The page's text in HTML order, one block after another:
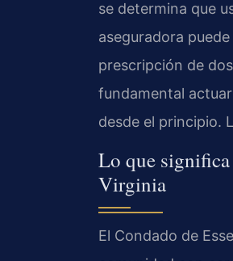
se determina que
aseguradora
prescripción de
fundamental
desde el principio.
Lo que
Virginia
El Condado de